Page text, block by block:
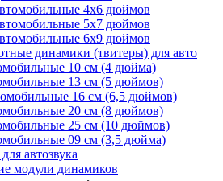
4x6 дюймов
5x7 дюймов
6x9 дюймов
динамики (твитеры) для авто
10 см (4 дюйма)
13 см (5 дюймов)
16 см (6,5 дюймов)
20 см (8 дюймов)
25 см (10 дюймов)
09 см (3,5 дюйма)
автозвука
модули динамиков